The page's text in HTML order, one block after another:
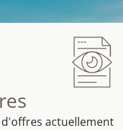
actuellement